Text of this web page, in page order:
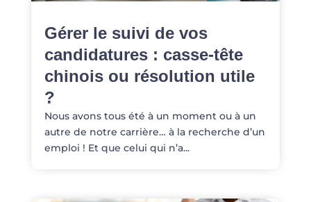
Gérer le suivi de vos
candidatures : casse-tête
chinois ou résolution utile
?
Nous avons tous été à un moment ou à un
autre de notre carrière… à la recherche d’un
emploi ! Et que celui qui n’a...